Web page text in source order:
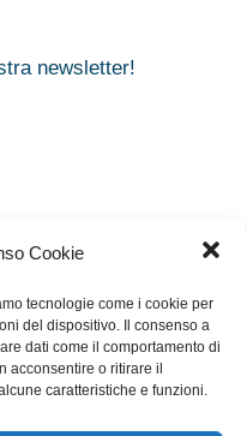
Cookie
tecnologie come i cookie per
del dispositivo. Il consenso a
dati come il comportamento di
acconsentire o ritirare il
caratteristiche e funzioni.
newsletter!